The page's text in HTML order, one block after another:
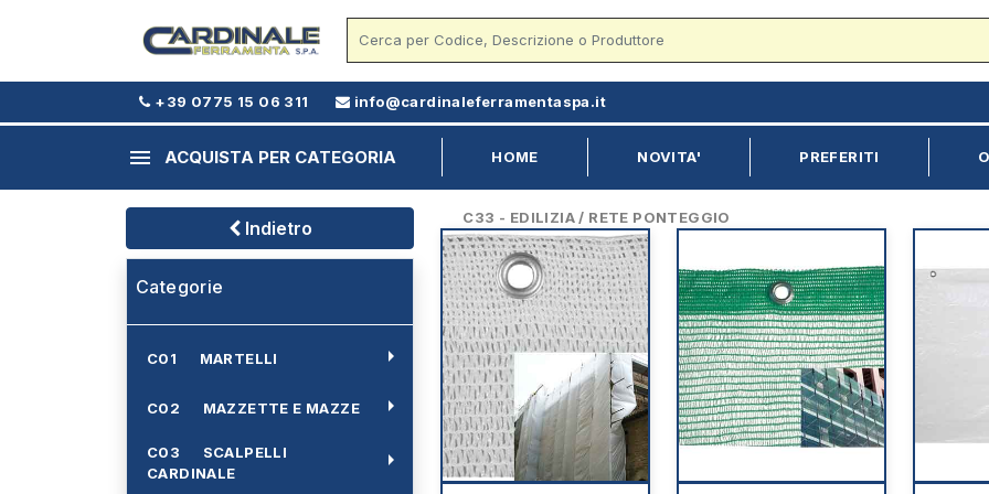
+39 0775 15 06 311 info@cardinaleferramentaspa.it
menu ACQUISTA PER CATEGORIA HOME NOVITA' PREFERITI
Indietro
Categorie
C01 MARTELLI arrow_right
C02 MAZZETTE E MAZZE arrow_right
C03 SCALPELLI
CARDINALE
arrow_right
C33 - EDILIZIA / RETE PONTEGGIO